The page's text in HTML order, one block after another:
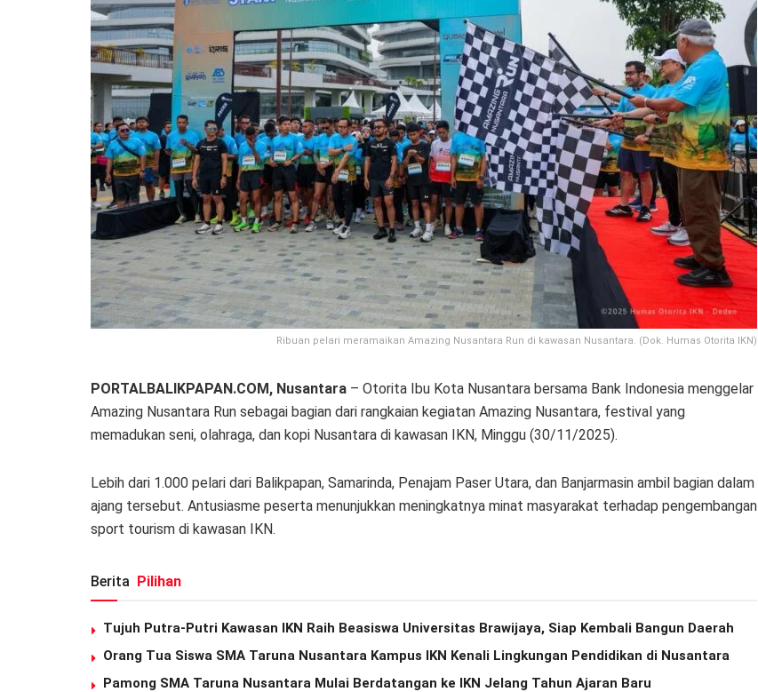
Ribuan pelari meramaikan Amazing Nusantara Run di kawasan Nusantara. (Dok. Humas Otorita IKN)
PORTALBALIKPAPAN.COM, Nusantara – Otorita Ibu Kota Nusantara bersama Bank Indonesia menggelar
Amazing Nusantara Run sebagai bagian dari rangkaian kegiatan Amazing Nusantara, festival yang
memadukan seni, olahraga, dan kopi Nusantara di kawasan IKN, Minggu (30/11/2025).
Lebih dari 1.000 pelari dari Balikpapan, Samarinda, Penajam Paser Utara, dan Banjarmasin ambil bagian dalam
ajang tersebut. Antusiasme peserta menunjukkan meningkatnya minat masyarakat terhadap pengembangan
sport tourism di kawasan IKN.
Berita Pilihan
Tujuh Putra-Putri Kawasan IKN Raih Beasiswa Universitas Brawijaya, Siap Kembali Bangun Daerah
Orang Tua Siswa SMA Taruna Nusantara Kampus IKN Kenali Lingkungan Pendidikan di Nusantara
Pamong SMA Taruna Nusantara Mulai Berdatangan ke IKN Jelang Tahun Ajaran Baru